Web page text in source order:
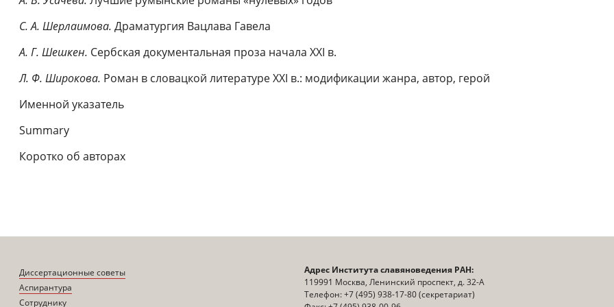
С. А. Шерлаимова. Драматургия Вацлава Гавела
А. Г. Шешкен. Сербская документальная проза начала XXI в.
Л. Ф. Широкова. Роман в словацкой литературе XXI в.: модификации жанра, автор, герой
Именной указатель
Summary
Коротко об авторах
Диссертационные советы
Аспирантура
Сотруднику
Адрес Института славяноведения РАН:
119991 Москва, Ленинский проспект, д. 32-А
Телефон: +7 (495) 938-17-80 (секретариат)